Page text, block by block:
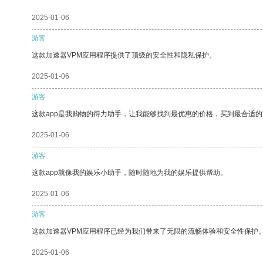
2025-01-06
游客
这款加速器VPM应用程序提供了顶级的安全性和隐私保护。
2025-01-06
游客
这款app是我购物的得力助手，让我能够找到最优惠的价格，买到最合适的
2025-01-06
游客
这款app就像我的娱乐小助手，随时随地为我的娱乐提供帮助。
2025-01-06
游客
这款加速器VPM应用程序已经为我们带来了无限的流畅体验和安全性保护。
2025-01-06